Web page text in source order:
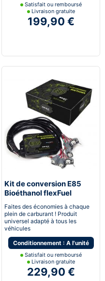
Satisfait ou remboursé
Livraison gratuite
199,90 €
Kit de conversion E85
Bioéthanol flexFuel
converter
Faites des économies à chaque
plein de carburant ! Produit
universel adapté à tous les
véhicules
Conditionnement : A l'unité
Satisfait ou remboursé
Livraison gratuite
229,90 €